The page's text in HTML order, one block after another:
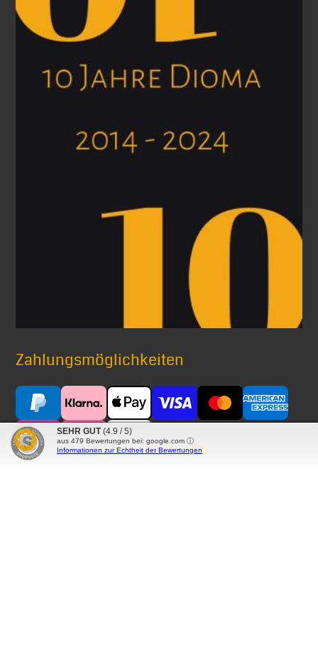
Zahlungsmöglichkeiten
Versand mit
SEHR GUT (4.9 / 5)
aus 479 Bewertungen bei: google.com ⓘ
Informationen zur Echtheit der Bewertungen